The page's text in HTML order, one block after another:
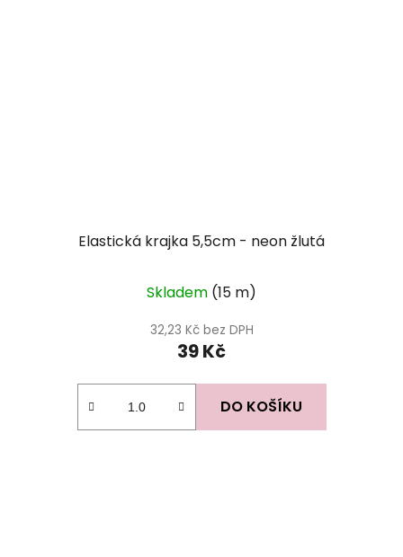
Elastická krajka 5,5cm - neon žlutá
Skladem (15 m)
32,23 Kč bez DPH
39 Kč
DO KOŠÍKU